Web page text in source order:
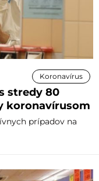
Koronavírus
stredy 80
koronavírusom
prípadov na